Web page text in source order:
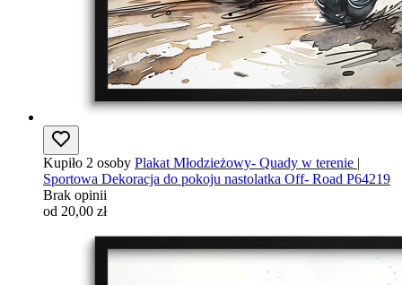
Kupiło 2 osoby Plakat Młodzieżowy- Quady w terenie |
Sportowa Dekoracja do pokoju nastolatka Off- Road P64219
Brak opinii
od 20,00 zł